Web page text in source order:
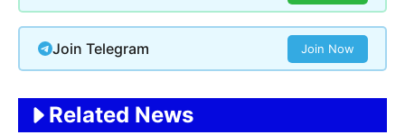
Join Telegram Join Now
Related News